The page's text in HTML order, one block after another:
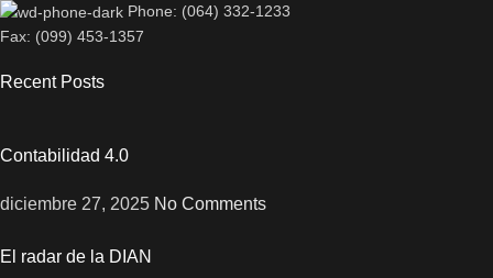
Phone: (064) 332-1233
Fax: (099) 453-1357
Recent Posts
Contabilidad 4.0
diciembre 27, 2025 No Comments
El radar de la DIAN